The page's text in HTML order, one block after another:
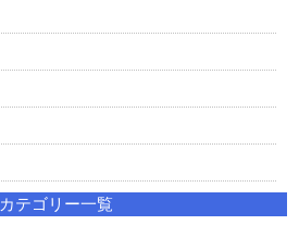
カテゴリー一覧